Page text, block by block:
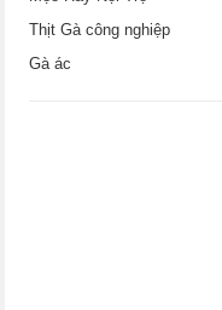
Thịt Gà công nghiệp
Gà ác